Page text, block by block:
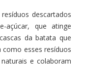
descartados
açúcar, que atinge
da batata que
esses resíduos
e colaboram